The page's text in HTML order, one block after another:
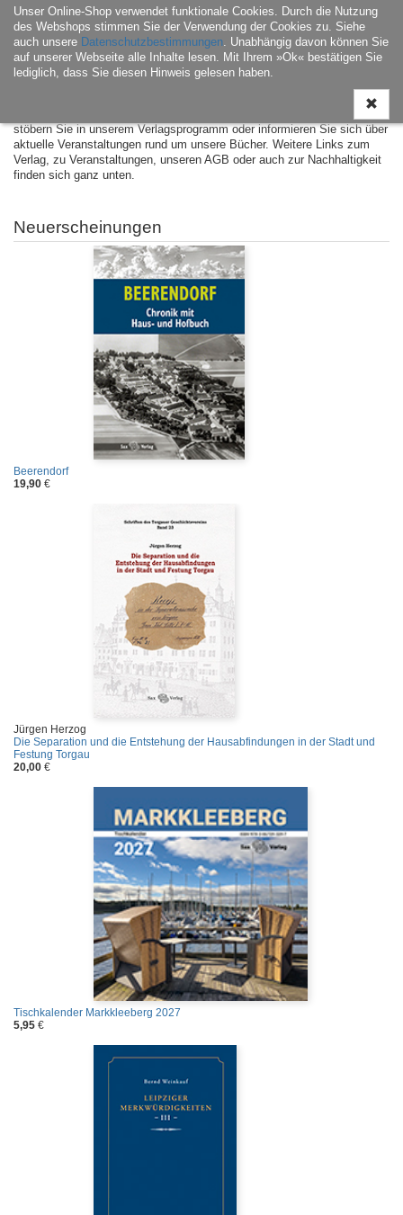
Unser Online-Shop verwendet funktionale Cookies. Durch die Nutzung
des Webshops stimmen Sie der Verwendung der Cookies zu. Siehe
auch unsere Datenschutzbestimmungen. Unabhängig davon können Sie
auf unserer Webseite alle Inhalte lesen. Mit Ihrem »Ok« bestätigen Sie
lediglich, dass Sie diesen Hinweis gelesen haben.
ein-/
stöbern Sie in unserem Verlagsprogramm oder informieren Sie sich über
aktuelle Veranstaltungen rund um unsere Bücher. Weitere Links zum
Verlag, zu Veranstaltungen, unseren AGB oder auch zur Nachhaltigkeit
finden sich ganz unten.
Neuerscheinungen
Beerendorf
19,90 €
Jürgen Herzog
Die Separation und die Entstehung der Hausabfindungen in der Stadt und
Festung Torgau
20,00 €
Tischkalender Markkleeberg 2027
5,95 €